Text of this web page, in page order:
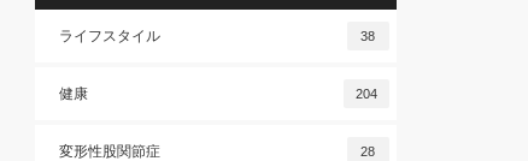
ライフスタイル 38
健康 204
変形性股関節症 28